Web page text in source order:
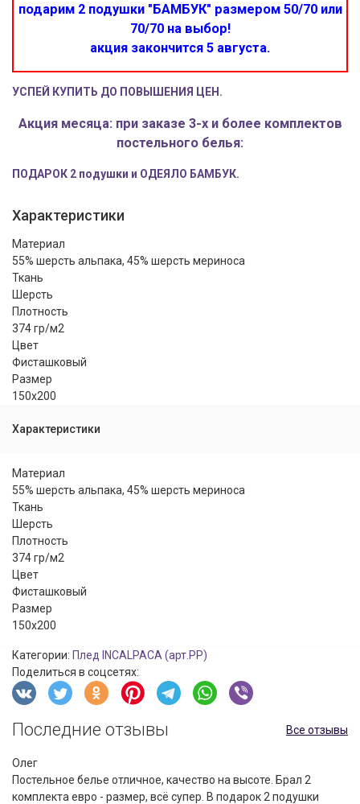
подарим 2 подушки "БАМБУК" размером 50/70 или
70/70 на выбор!
акция закончится 5 августа.
УСПЕЙ КУПИТЬ ДО ПОВЫШЕНИЯ ЦЕН.
Акция месяца: при заказе 3-х и более комплектов
постельного белья:
ПОДАРОК 2 подушки и ОДЕЯЛО БАМБУК.
Характеристики
Материал
55% шерсть альпака, 45% шерсть мериноса
Ткань
Шерсть
Плотность
374 гр/м2
Цвет
Фисташковый
Размер
150x200
Характеристики
Материал
55% шерсть альпака, 45% шерсть мериноса
Ткань
Шерсть
Плотность
374 гр/м2
Цвет
Фисташковый
Размер
150x200
Категории: Плед INCALPACA (арт.PP)
Поделиться в соцсетях:
Последние отзывы Все отзывы
Олег
Постельное белье отличное, качество на высоте. Брал 2
комплекта евро - размер, всё супер. В подарок 2 подушки